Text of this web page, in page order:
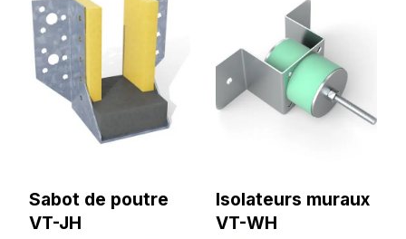
Sabot de poutre
VT-JH
Isolateurs muraux
VT-WH